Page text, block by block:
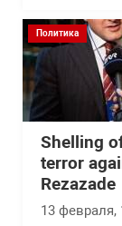
Политика
Shelling
terror
Rezazade
13 февраля,